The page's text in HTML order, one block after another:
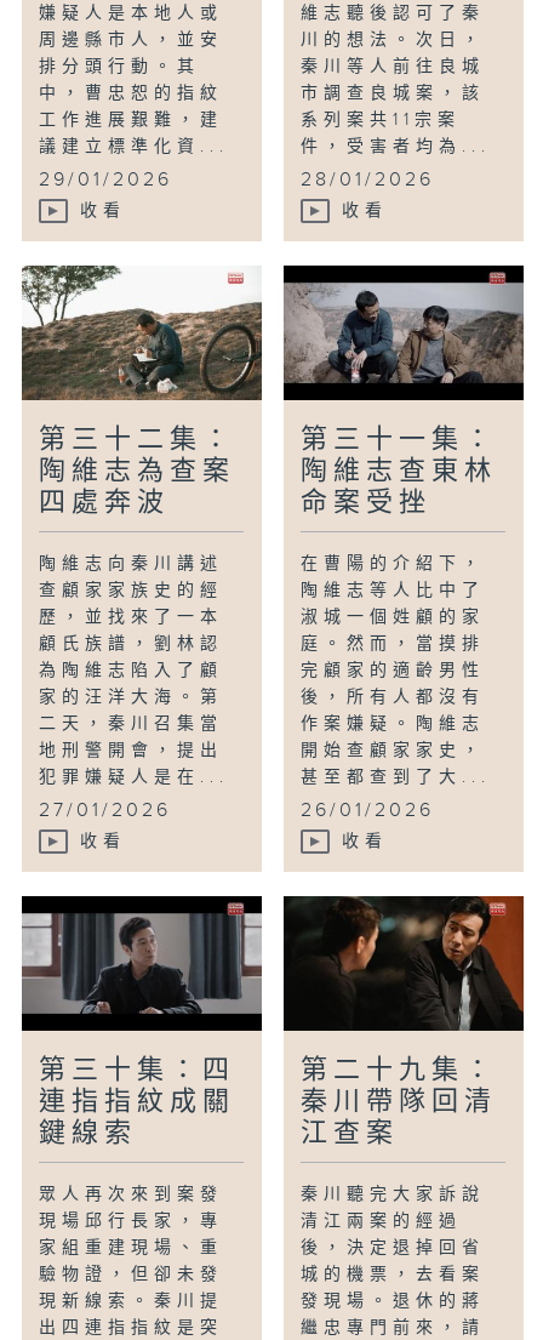
嫌疑人是本地人或
周邊縣市人，並安
排分頭行動。其
中，曹忠恕的指紋
工作進展艱難，建
議建立標準化資...
29/01/2026
收看
維志聽後認可了秦
川的想法。次日，
秦川等人前往良城
市調查良城案，該
系列案共11宗案
件，受害者均為...
28/01/2026
收看
第三十二集：
陶維志為查案
四處奔波
陶維志向秦川講述
查顧家家族史的經
歷，並找來了一本
顧氏族譜，劉林認
為陶維志陷入了顧
家的汪洋大海。第
二天，秦川召集當
地刑警開會，提出
犯罪嫌疑人是在...
27/01/2026
收看
第三十一集：
陶維志查東林
命案受挫
在曹陽的介紹下，
陶維志等人比中了
淑城一個姓顧的家
庭。然而，當摸排
完顧家的適齡男性
後，所有人都沒有
作案嫌疑。陶維志
開始查顧家家史，
甚至都查到了大...
26/01/2026
收看
第三十集：四
連指指紋成關
鍵線索
眾人再次來到案發
現場邱行長家，專
家組重建現場、重
驗物證，但卻未發
現新線索。秦川提
出四連指指紋是突
第二十九集：
秦川帶隊回清
江查案
秦川聽完大家訴說
清江兩案的經過
後，決定退掉回省
城的機票，去看案
發現場。退休的蔣
繼忠專門前來，請